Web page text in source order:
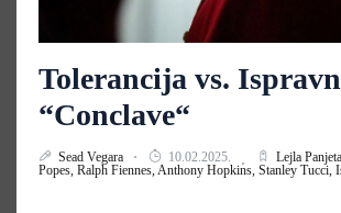
Tolerancija vs.
“Conclave“
Sead Vegara 10.02.2025. Lejla
Popes, Ralph Fiennes,Anthony Hopkins, Stanley Tucci,